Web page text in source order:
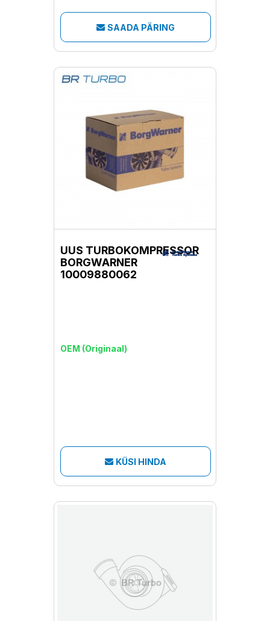
SAADA PÄRING
UUS TURBOKOMPRESSOR
BORGWARNER
10009880062
OEM (Originaal)
KÜSI HINDA